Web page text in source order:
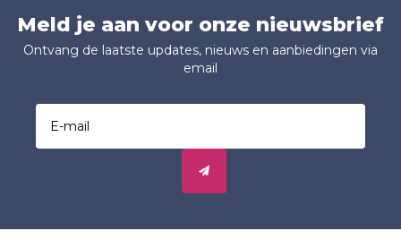
Meld je aan voor onze nieuwsbrief
Ontvang de laatste updates, nieuws en aanbiedingen via
email